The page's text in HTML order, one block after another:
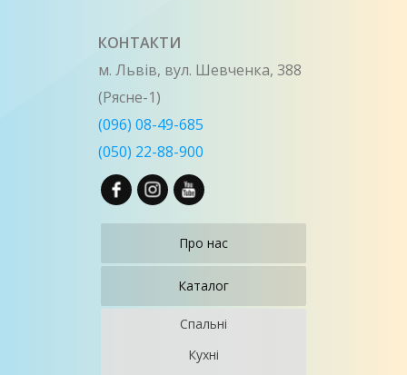
КОНТАКТИ
м. Львів, вул. Шевченка, 388
(Рясне-1)
(096) 08-49-685
(050) 22-88-900
Про нас
Каталог
Спальні
Кухні